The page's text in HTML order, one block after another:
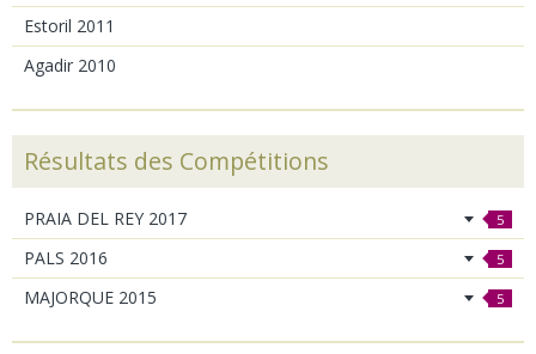
Estoril 2011
Agadir 2010
Résultats des Compétitions
PRAIA DEL REY 2017 5
PALS 2016 5
MAJORQUE 2015 5